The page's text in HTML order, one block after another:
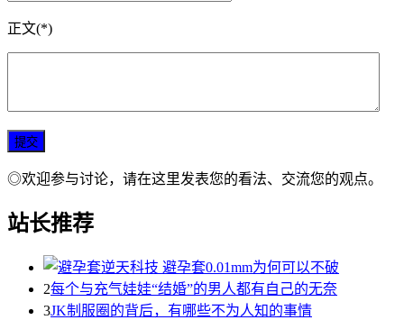
正文(*)
◎欢迎参与讨论，请在这里发表您的看法、交流您的观点。
站长推荐
2每个与充气娃娃“结婚”的男人都有自己的无奈
3JK制服圈的背后，有哪些不为人知的事情